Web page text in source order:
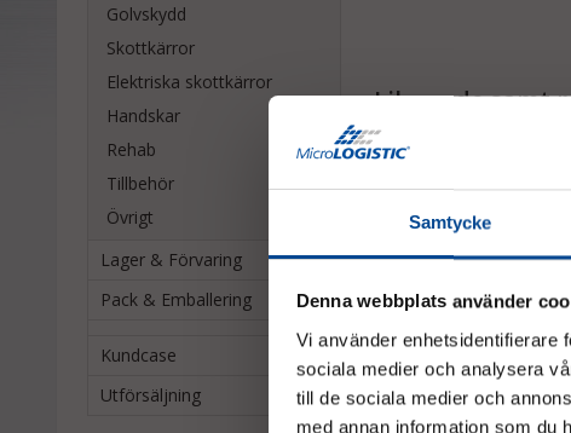
Samtycke
Denna webbplats använder
Vi använder enhetsidentifierare
sociala medier och analysera
till de sociala medier och
med annan information som du
Golvskydd
Skottkärror
Elektriska skottkärror
Handskar
Rehab
Tillbehör
Övrigt
Lager & Förvaring
Pack & Emballering
Kundcase
Utförsäljning
Liknande samt